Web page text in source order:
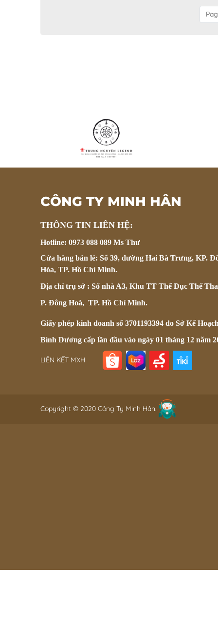
CÔNG TY MINH HÂN
THÔNG TIN LIÊN HỆ:
Hotline: 0973 088 089 Ms Thư
Cửa hàng bán lẻ: Số 39, đường Hai Bà Trưng, KP.
Hòa, TP. Hồ Chí Minh.
Địa chỉ trụ sở : Số nhà A3, Khu TT Thể Dục Thể
P. Đông Hoà, TP. Hồ Chí Minh.
Giấy phép kinh doanh số 3701193394 do Sở Kế
Bình Dương cấp lần đầu vào ngày 01 tháng 12 năm
LIÊN KẾT MXH
Copyright © 2020 Công Ty Minh Hân.